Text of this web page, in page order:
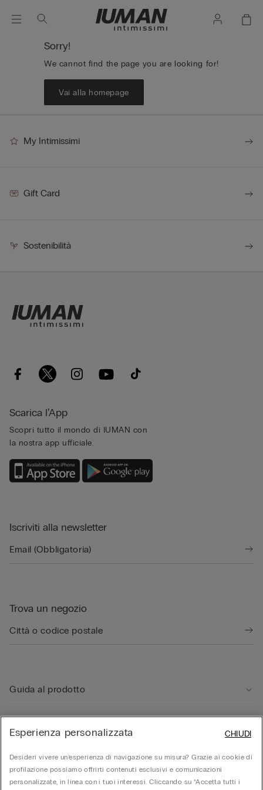
Sorry!
We cannot find the page you are looking for!
Vai alla homepage
My Intimissimi
Gift Card
Sostenibilità
Scarica l’App
Scopri tutto il mondo di IUMAN con
la nostra app ufficiale.
Iscriviti alla newsletter
Trova un negozio
Guida al prodotto
Area Legale
Esperienza personalizzata
Desideri vivere un’esperienza di navigazione su misura? Grazie ai cookie di
profilazione possiamo offrirti contenuti esclusivi e comunicazioni
personalizzate, in linea con i tuoi interessi. Cliccando su “Accetta tutti i
CHIUDI